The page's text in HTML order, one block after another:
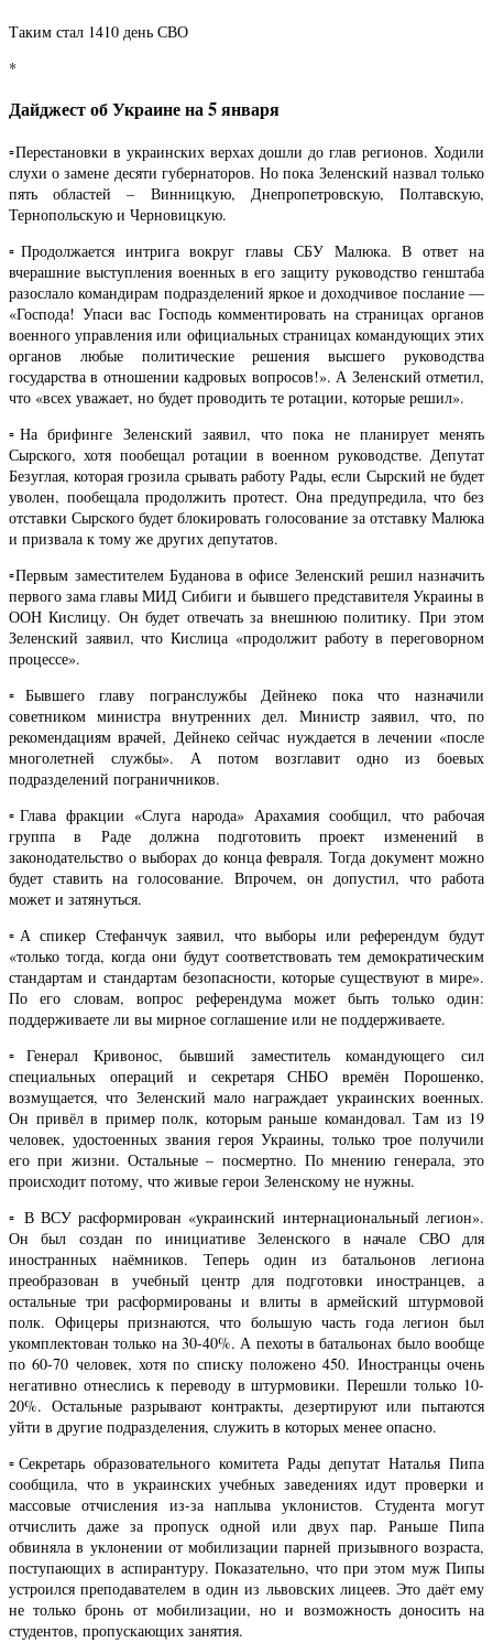
Таким стал 1410 день СВО
*
Дайджест об Украине на 5 января
▫️Перестановки в украинских верхах дошли до глав регионов. Ходили
слухи о замене десяти губернаторов. Но пока Зеленский назвал только
пять областей – Винницкую, Днепропетровскую, Полтавскую,
Тернопольскую и Черновицкую.
▫️Продолжается интрига вокруг главы СБУ Малюка. В ответ на
вчерашние выступления военных в его защиту руководство генштаба
разослало командирам подразделений яркое и доходчивое послание —
«Господа! Упаси вас Господь комментировать на страницах органов
военного управления или официальных страницах командующих этих
органов любые политические решения высшего руководства
государства в отношении кадровых вопросов!». А Зеленский отметил,
что «всех уважает, но будет проводить те ротации, которые решил».
▫️На брифинге Зеленский заявил, что пока не планирует менять
Сырского, хотя пообещал ротации в военном руководстве. Депутат
Безуглая, которая грозила срывать работу Рады, если Сырский не будет
уволен, пообещала продолжить протест. Она предупредила, что без
отставки Сырского будет блокировать голосование за отставку Малюка
и призвала к тому же других депутатов.
▫️Первым заместителем Буданова в офисе Зеленский решил назначить
первого зама главы МИД Сибиги и бывшего представителя Украины в
ООН Кислицу. Он будет отвечать за внешнюю политику. При этом
Зеленский заявил, что Кислица «продолжит работу в переговорном
процессе».
▫️Бывшего главу погранслужбы Дейнеко пока что назначили
советником министра внутренних дел. Министр заявил, что, по
рекомендациям врачей, Дейнеко сейчас нуждается в лечении «после
многолетней службы». А потом возглавит одно из боевых
подразделений пограничников.
▫️Глава фракции «Слуга народа» Арахамия сообщил, что рабочая
группа в Раде должна подготовить проект изменений в
законодательство о выборах до конца февраля. Тогда документ можно
будет ставить на голосование. Впрочем, он допустил, что работа
может и затянуться.
▫️А спикер Стефанчук заявил, что выборы или референдум будут
«только тогда, когда они будут соответствовать тем демократическим
стандартам и стандартам безопасности, которые существуют в мире».
По его словам, вопрос референдума может быть только один:
поддерживаете ли вы мирное соглашение или не поддерживаете.
▫️Генерал Кривонос, бывший заместитель командующего сил
специальных операций и секретаря СНБО времён Порошенко,
возмущается, что Зеленский мало награждает украинских военных.
Он привёл в пример полк, которым раньше командовал. Там из 19
человек, удостоенных звания героя Украины, только трое получили
его при жизни. Остальные – посмертно. По мнению генерала, это
происходит потому, что живые герои Зеленскому не нужны.
▫️ В ВСУ расформирован «украинский интернациональный легион».
Он был создан по инициативе Зеленского в начале СВО для
иностранных наёмников. Теперь один из батальонов легиона
преобразован в учебный центр для подготовки иностранцев, а
остальные три расформированы и влиты в армейский штурмовой
полк. Офицеры признаются, что большую часть года легион был
укомплектован только на 30-40%. А пехоты в батальонах было вообще
по 60-70 человек, хотя по списку положено 450. Иностранцы очень
негативно отнеслись к переводу в штурмовики. Перешли только 10-
20%. Остальные разрывают контракты, дезертируют или пытаются
уйти в другие подразделения, служить в которых менее опасно.
▫️Секретарь образовательного комитета Рады депутат Наталья Пипа
сообщила, что в украинских учебных заведениях идут проверки и
массовые отчисления из-за наплыва уклонистов. Студента могут
отчислить даже за пропуск одной или двух пар. Раньше Пипа
обвиняла в уклонении от мобилизации парней призывного возраста,
поступающих в аспирантуру. Показательно, что при этом муж Пипы
устроился преподавателем в один из львовских лицеев. Это даёт ему
не только бронь от мобилизации, но и возможность доносить на
студентов, пропускающих занятия.